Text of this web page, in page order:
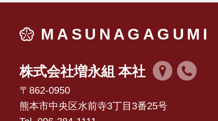
MASUNAGAGUMI
株式会社増永組 本社
〒862-0950
熊本市中央区水前寺3丁目3番25号